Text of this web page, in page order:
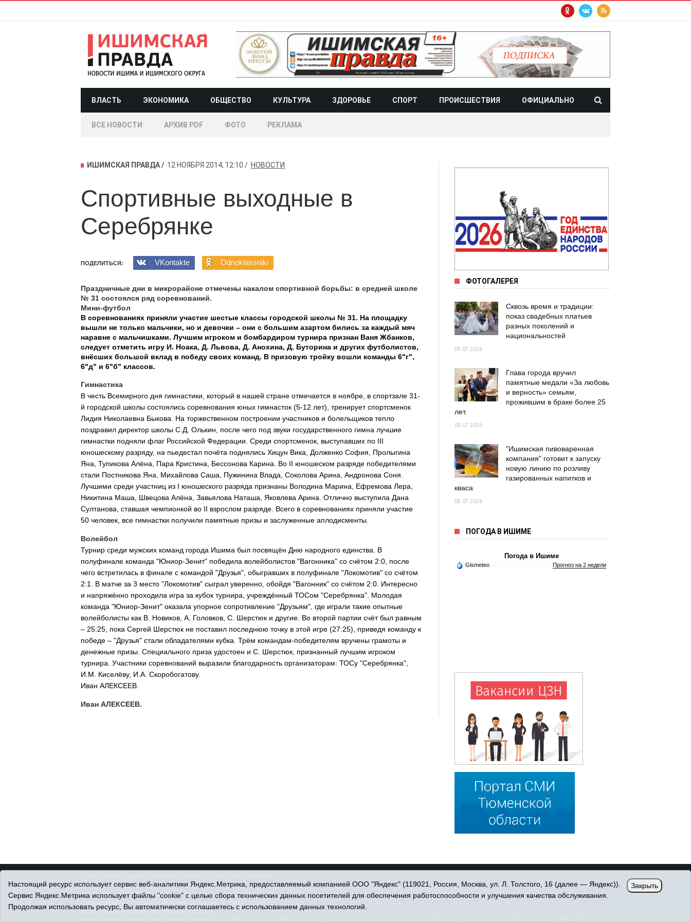
ВЛАСТЬ ЭКОНОМИКА ОБЩЕСТВО КУЛЬТУРА ЗДОРОВЬЕ СПОРТ ПРОИСШЕСТВИЯ ОФИЦИАЛЬНО
ВСЕ НОВОСТИ АРХИВ PDF ФОТО РЕКЛАМА
ИШИМСКАЯ ПРАВДА 12 НОЯБРЯ 2014, 12:10 НОВОСТИ
Спортивные выходные в
Серебрянке
ПОДЕЛИТЬСЯ: VKontakte Odnoklassniki
Праздничные дни в микрорайоне отмечены накалом спортивной борьбы: в средней школе
№ 31 состоялся ряд соревнований.
Мини-футбол
В соревнованиях приняли участие шестые классы городской школы № 31. На площадку
вышли не только мальчики, но и девочки – они с большим азартом бились за каждый мяч
наравне с мальчишками. Лучшим игроком и бомбардиром турнира признан Ваня Жбанков,
следует отметить игру И. Ноака, Д. Львова, Д. Анохина, Д. Буторина и других футболистов,
внёсших большой вклад в победу своих команд. В призовую тройку вошли команды 6"г",
6"д" и 6"б" классов.
Гимнастика
В честь Всемирного дня гимнастики, который в нашей стране отмечается в ноябре, в спортзале 31-
й городской школы состоялись соревнования юных гимнасток (5-12 лет), тренирует спортсменок
Лидия Николаевна Быкова. На торжественном построении участников и болельщиков тепло
поздравил директор школы С.Д. Олькин, после чего под звуки государственного гимна лучшие
гимнастки подняли флаг Российской Федерации. Среди спортсменок, выступавших по III
юношескому разряду, на пьедестал почёта поднялись Хицун Вика, Долженко София, Пролыгина
Яна, Тупикова Алёна, Пара Кристина, Бессонова Карина. Во II юношеском разряде победителями
стали Постникова Яна, Михайлова Саша, Пужинина Влада, Соколова Арина, Андронова Соня.
Лучшими среди участниц из I юношеского разряда признаны Володина Марина, Ефремова Лера,
Никитина Маша, Швецова Алёна, Завьялова Наташа, Яковлева Арина. Отлично выступила Дана
Султанова, ставшая чемпионкой во II взрослом разряде. Всего в соревнованиях приняли участие
50 человек, все гимнастки получили памятные призы и заслуженные аплодисменты.
Волейбол
Турнир среди мужских команд города Ишима был посвящён Дню народного единства. В
полуфинале команда "Юниор-Зенит" победила волейболистов "Вагонника" со счётом 2:0, после
чего встретилась в финале с командой "Друзья", обыгравших в полуфинале "Локомотив" со счётом
2:1. В матче за 3 место "Локомотив" сыграл уверенно, обойдя "Вагонник" со счётом 2:0. Интересно
и напряжённо проходила игра за кубок турнира, учреждённый ТОСом "Серебрянка". Молодая
команда "Юниор-Зенит" оказала упорное сопротивление "Друзьям", где играли такие опытные
волейболисты как В. Новиков, А. Головков, С. Шерстюк и другие. Во второй партии счёт был равным
– 25:25, пока Сергей Шерстюк не поставил последнюю точку в этой игре (27:25), приведя команду к
победе – "Друзья" стали обладателями кубка. Трём командам-победителям вручены грамоты и
денежные призы. Специального приза удостоен и С. Шерстюк, признанный лучшим игроком
турнира. Участники соревнований выразили благодарность организаторам: ТОСу "Серебрянка",
И.М. Киселёву, И.А. Скоробогатову.
Иван АЛЕКСЕЕВ.
Иван АЛЕКСЕЕВ.
ФОТОГАЛЕРЕЯ
Сквозь время и традиции:
показ свадебных платьев
разных поколений и
национальностей
09.07.2026
Глава города вручил
памятные медали «За любовь
и верность» семьям,
прожившим в браке более 25
лет.
09.07.2026
"Ишимская пивоваренная
компания" готовит к запуску
новую линию по розливу
газированных напитков и
кваса
08.07.2026
ПОГОДА В ИШИМЕ
Погода в Ишиме
Gismeteo Прогноз на 2 недели
© При использовании материалов ссылка обязательна.
Адрес редакции: 627750 Тюменская область, г. Ишим, ул. Пономарёва, 39.
Адрес электронной почты:IshimPravda-1@obl72.ru
Настоящий ресурс использует сервис веб-аналитики Яндекс.Метрика, предоставляемый компанией ООО "Яндекс" (119021, Россия, Москва, ул. Л. Толстого, 16 (далее — Яндекс)).
Сервис Яндекс.Метрика использует файлы "cookie" с целью сбора технических данных посетителей для обеспечения работоспособности и улучшения качества обслуживания.
Продолжая использовать ресурс, Вы автоматически соглашаетесь с использованием данных технологий.
Закрыть